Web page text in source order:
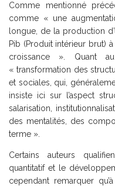
Comme mentionné
comme « une
longue, de la production
Pib (Produit intérieur brut)
croissance ». Quant
« transformation des
et sociales, qui,
insiste ici sur l’aspect
salarisation,
des mentalités, des
terme ».
Certains auteurs
quantitatif et le
cependant remarquer